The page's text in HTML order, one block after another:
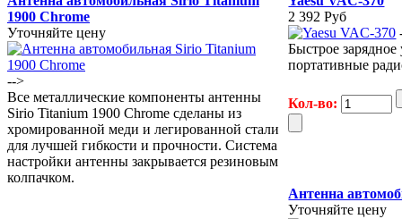
1900 Chrome
Уточняйте цену
-->
Все металлические компоненты антенны
Sirio Titanium 1900 Chrome сделаны из
хромированной меди и легированной стали
для лучшей гибкости и прочности. Система
настройки антенны закрывается резиновым
колпачком.
2 392 Руб
Быстрое зарядное
портативные
Кол-во:
Антенна
Уточняйте цену